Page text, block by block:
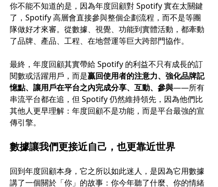
你不能不知道的是，因為年度回顧對 Spotify 實在太關鍵
了，Spotify 高層會直接參與整個企劃流程，而不是等團
隊做好才來審。從數據、視覺、功能到實體活動，都牽動
了品牌、產品、工程、在地營運等巨大跨部門協作。
最終，年度回顧其實帶給 Spotify 的利益不只有成長的訂
閱數或活躍用戶，而是贏回使用者的注意力、強化品牌記
憶點、讓用戶在平台之內完成分享、互動、參與——所有
串流平台都在追，但 Spotify 仍然維持領先，因為他們比
其他人更早理解：年度回顧不是功能，而是平台最強的宣
傳引擎。
數據讓我們更接近自己，也更靠近世界
回到年度回顧本身，它之所以如此迷人，是因為它用數據
講了一個關於「你」的故事：你今年聽了什麼、你的情緒